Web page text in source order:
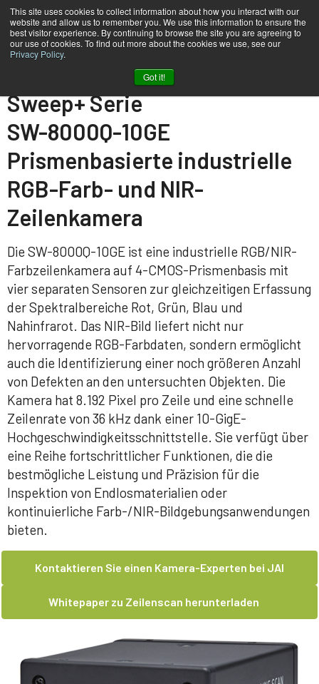
This site uses cookies to collect information about how you interact with our
website and allow us to remember you. We use this information to ensure the
best visitor experience. By continuing to browse the site you are agreeing to
our use of cookies. To find out more about the cookies we use, see our
Privacy Policy.
Got it!
Sweep+ Serie
SW-8000Q-10GE
Prismenbasierte industrielle
RGB-Farb- und NIR-
Zeilenkamera
Die SW-8000Q-10GE ist eine industrielle RGB/NIR-
Farbzeilenkamera auf 4-CMOS-Prismenbasis mit
vier separaten Sensoren zur gleichzeitigen Erfassung
der Spektralbereiche Rot, Grün, Blau und
Nahinfrarot. Das NIR-Bild liefert nicht nur
hervorragende RGB-Farbdaten, sondern ermöglicht
auch die Identifizierung einer noch größeren Anzahl
von Defekten an den untersuchten Objekten. Die
Kamera hat 8.192 Pixel pro Zeile und eine schnelle
Zeilenrate von 36 kHz dank einer 10-GigE-
Hochgeschwindigkeitsschnittstelle. Sie verfügt über
eine Reihe fortschrittlicher Funktionen, die die
bestmögliche Leistung und Präzision für die
Inspektion von Endlosmaterialien oder
kontinuierliche Farb-/NIR-Bildgebungsanwendungen
bieten.
Kontaktieren Sie einen Kamera-Experten bei JAI
Whitepaper zu Zeilenscan herunterladen